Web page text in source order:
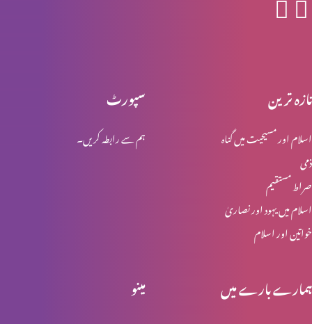
سپورٹ
ہم سے رابطہ کریں۔
تازہ ترین
اسلام اور مسیحیت میں گناہ
ذمی
صراط مستقیم
اسلام میں یہود اور نصاریٰ
خواتین اور اسلام
مینو ہمارے بارے میں